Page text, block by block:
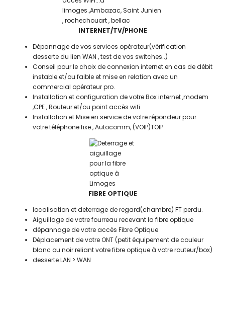
INTERNET/TV/PHONE
Dépannage de vos services opérateur(vérification
desserte du lien WAN , test de vos switches..)
Conseil pour le choix de connexion internet en cas de débit
instable et/ou faible et mise en relation avec un
commercial opérateur pro.
Installation et configuration de votre Box internet ,modem
,CPE , Routeur et/ou point accès wifi
Installation et Mise en service de votre répondeur pour
votre téléphone fixe , Autocomm, (VOIP)TOIP
FIBRE OPTIQUE
localisation et deterrage de regard(chambre) FT perdu.
Aiguillage de votre fourreau recevant la fibre optique
dépannage de votre accès Fibre Optique
Déplacement de votre ONT (petit équipement de couleur
blanc ou noir reliant votre fibre optique à votre routeur/box)
desserte LAN > WAN